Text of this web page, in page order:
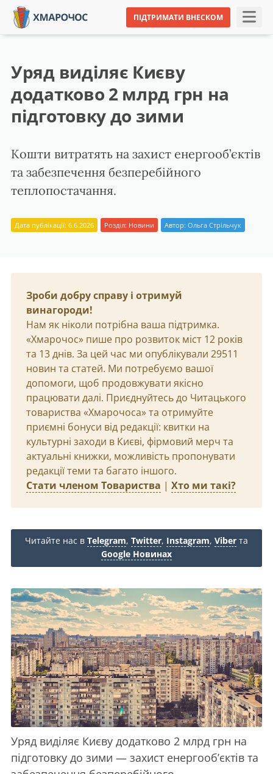
ПІДТРИМАТИ ВНЕСКОМ
Уряд виділяє Києву
додатково 2 млрд грн на
підготовку до зими
Кошти витратять на захист енергооб’єктів
та забезпечення безперебійного
теплопостачання.
Дата публікації: 6.6.2026 Розділ: Новини Автор: Ольга Стрільчук
Зроби добру справу і отримуй
винагороди!
Нам як ніколи потрібна ваша підтримка.
«Хмарочос» пише про розвиток міст 12 років
та 13 днів. За цей час ми опублікували 29511
новин та статей. Ми потребуємо вашої
допомоги, щоб продовжувати якісно
працювати далі. Приєднуйтесь до Читацького
товариства «Хмарочоса» та отримуйте
приємні бонуси від редакції: квитки на
культурні заходи в Києві, фірмовий мерч та
актуальні книжки, можливість пропонувати
редакції теми та багато іншого.
Стати членом Товариства | Хто ми такі?
Читайте нас в Telegram, Twitter, Instagram, Viber та
Google Новинах
Уряд виділяє Києву додатково 2 млрд грн на
підготовку до зими — захист енергооб’єктів та